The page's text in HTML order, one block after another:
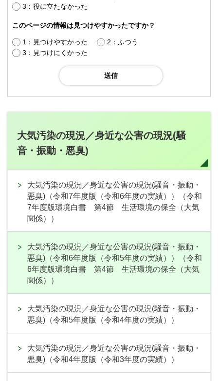
3：役に立たなかった
このページの情報は見つけやすかったですか？
1：見つけやすかった
2：ふつう
3：見つけにくかった
大気汚染の現況／身近な公害の現況(騒
音・振動・悪臭)
大気汚染の現況／身近な公害の現況(騒音・振動・
悪臭)（令和7年度版（令和6年度の実績））（令和
7年度版環境白書 第4節 生活環境の保全（大気
関係））
大気汚染の現況／身近な公害の現況(騒音・振動・
悪臭)（令和6年度版（令和5年度の実績））（令和
6年度版環境白書 第4節 生活環境の保全（大気
関係））
大気汚染の現況／身近な公害の現況(騒音・振動・
悪臭)（令和5年度版（令和4年度の実績））
大気汚染の現況／身近な公害の現況(騒音・振動・
悪臭)（令和4年度版（令和3年度の実績））